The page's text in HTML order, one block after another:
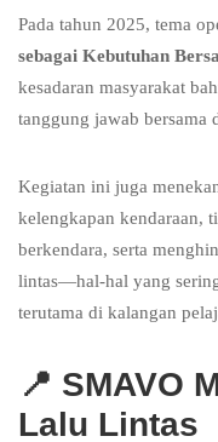
Pada tahun 2025, tema
sebagai Kebutuhan
kesadaran masyarakat
tanggung jawab bersama
Kegiatan ini juga
kelengkapan kendaraan,
berkendara, serta
lintas—hal-hal yang
terutama di kalangan
📍 SMAVO
Lalu Lintas